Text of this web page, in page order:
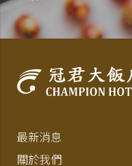
最新消息
關於我們